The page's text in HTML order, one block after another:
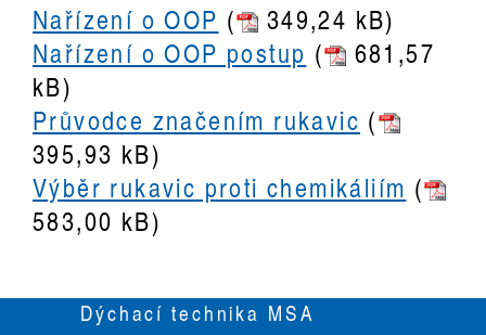
Nařízení o OOP (
349,24 kB)
Nařízení o OOP postup (
681,57
kB)
Průvodce značením rukavic (
395,93 kB)
Výběr rukavic proti chemikáliím (
583,00 kB)
Dýchací technika MSA